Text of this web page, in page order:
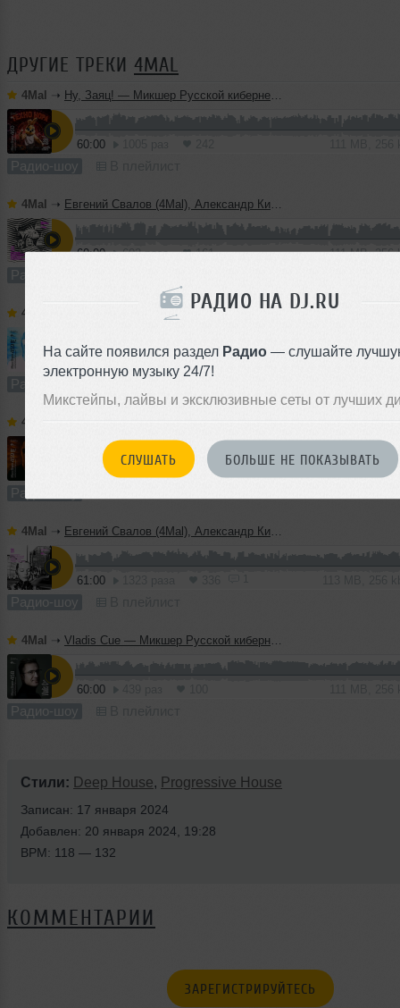
РАДИО НА DJ.RU
На сайте появился раздел Радио — слушайте
электронную музыку 24/7!
Микстейпы, лайвы и эксклюзивные сеты от лучших
СЛУШАТЬ БОЛЬШЕ НЕ ПОКАЗЫВАТЬ
ДРУГИЕ ТРЕКИ 4MAL
4Mal ➝ Ну, Заяц! — Микшер Русской кибернетики 460 с Евгением Сваловым (4Mal) и Александром Киреевым (22.07.2026)
60:00
Радио-шоу
4Mal ➝ Евгений Свалов (4Mal), Александр Киреев — Русская кибернетика 725 (22.07.2026)
60:00 602 раза 161 111 MB, 256
Радио-шоу
4Mal Vladislav Romodan pres. Vlad Positive — Микшер Русской кибернетики 459, Part 2, с Евгением Сваловым (4Mal) и Александром Киреевым (15.07.2026)
290 19 MB, 256
Радио-шоу В плейлист
4Mal
60:00 155 111 MB,
Радио-шоу
4Mal ➝ Евгений Свалов (4Mal), Александр Киреев — Русская кибернетика 724 (08.07.2026)
61:00
Радио-шоу
4Mal ➝ Vladis Cue — Микшер Русской кибернетики 458 с Евгением Сваловым (4Mal) и Александром Киреевым (08.07.2026)
60:00
Радио-шоу
Стили: Deep House, Progressive House
Записан: 17 января 2024
Добавлен: 20 января 2024, 19:28
BPM: 118 — 132
КОММЕНТАРИИ
ЗАРЕГИСТРИРУЙТЕСЬ